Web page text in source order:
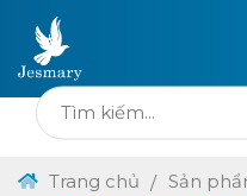
Trang chủ Sản